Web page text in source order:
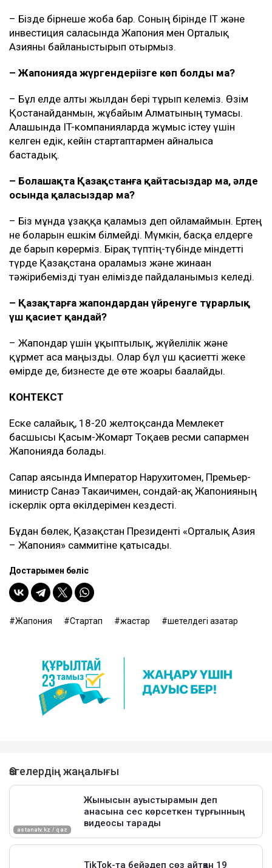
– Бізде бірнеше жоба бар. Соның бірінде IT және
инвестиция саласында Жапония мен Орталық
Азияны байланыстырып отырмыз.
– Жапонияда жүргендеріңізге көп болды ма?
– Бұл елде алты жылдан бері тұрып келеміз. Өзім
Қостанайданмын, жұбайым Алматының тумасы.
Алғашында IT-компанияларда жұмыс істеу үшін
келген едік, кейін стартаптармен айналыса
бастадық.
– Болашақта Қазақстанға қайтасыздар ма, әлде
осында қаласыздар ма?
– Біз мұнда ұзаққа қаламыз деп ойламаймын. Ертең
не боларын ешкім білмейді. Мүмкін, басқа елдерге
де барып көрерміз. Бірақ түптің-түбінде міндетті
түрде Қазақстанға ораламыз және жинаған
тәжірибемізді туған елімізде пайдаланғымыз келеді.
– Қазақтарға жапондардан үйренуге тұрарлық
үш қасиет қандай?
– Жапондар үшін ұқыптылық, жүйелілік және
құрмет аса маңызды. Олар бұл үш қасиетті жеке
өмірде де, бизнесте де өте жоғары бағалайды.
КОНТЕКСТ
Еске салайық, 18-20 желтоқсанда Мемлекет
басшысы Қасым-Жомарт Тоқаев ресми сапармен
Жапонияда болады.
Сапар аясында Император Нарухитомен, Премьер-
министр Санаэ Такаичимен, сондай-ақ Жапонияның
іскерлік орта өкілдерімен кездесті.
Бұдан бөлек, Қазақстан Президенті «Орталық Азия
– Жапония» саммитіне қатысады.
Достарыңмен бөліс
Жапония Стартап жастар шетелдегі қазақтар